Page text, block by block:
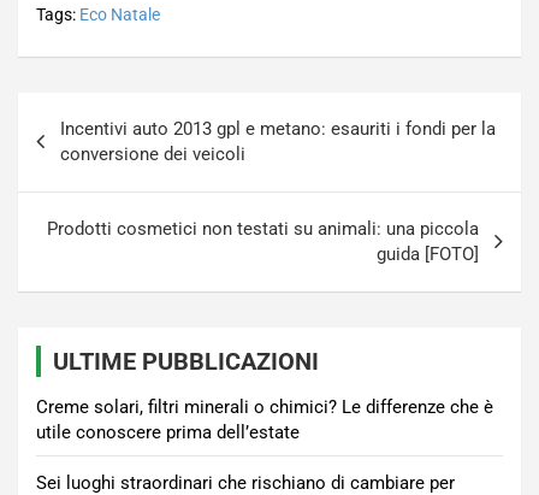
Tags: Eco Natale
articoli
Incentivi auto 2013 gpl e metano: esauriti i fondi per la
conversione dei veicoli
Prodotti cosmetici non testati su animali: una piccola
guida [FOTO]
ULTIME PUBBLICAZIONI
Creme solari, filtri minerali o chimici? Le differenze che è
utile conoscere prima dell’estate
Sei luoghi straordinari che rischiano di cambiare per